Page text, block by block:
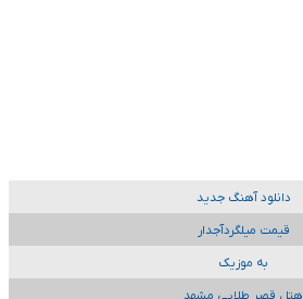
دانلود آهنگ جدید
قیمت میلگردآجدار
به موزیک